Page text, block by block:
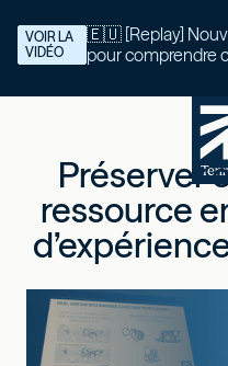
🇪🇺 [Replay] Nouveaux
pour comprendre
VOIR LA
VIDÉO
Préserver
ressource